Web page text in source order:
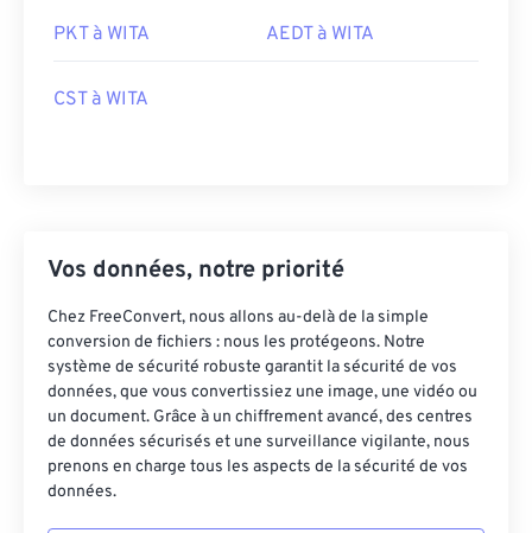
PKT à WITA AEDT à WITA
CST à WITA
Vos données, notre priorité
Chez FreeConvert, nous allons au-delà de la simple
conversion de fichiers : nous les protégeons. Notre
système de sécurité robuste garantit la sécurité de vos
données, que vous convertissiez une image, une vidéo ou
un document. Grâce à un chiffrement avancé, des centres
de données sécurisés et une surveillance vigilante, nous
prenons en charge tous les aspects de la sécurité de vos
données.